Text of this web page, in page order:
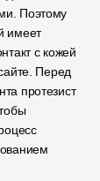
Поэтому
имеет
с кожей
Перед
протезист